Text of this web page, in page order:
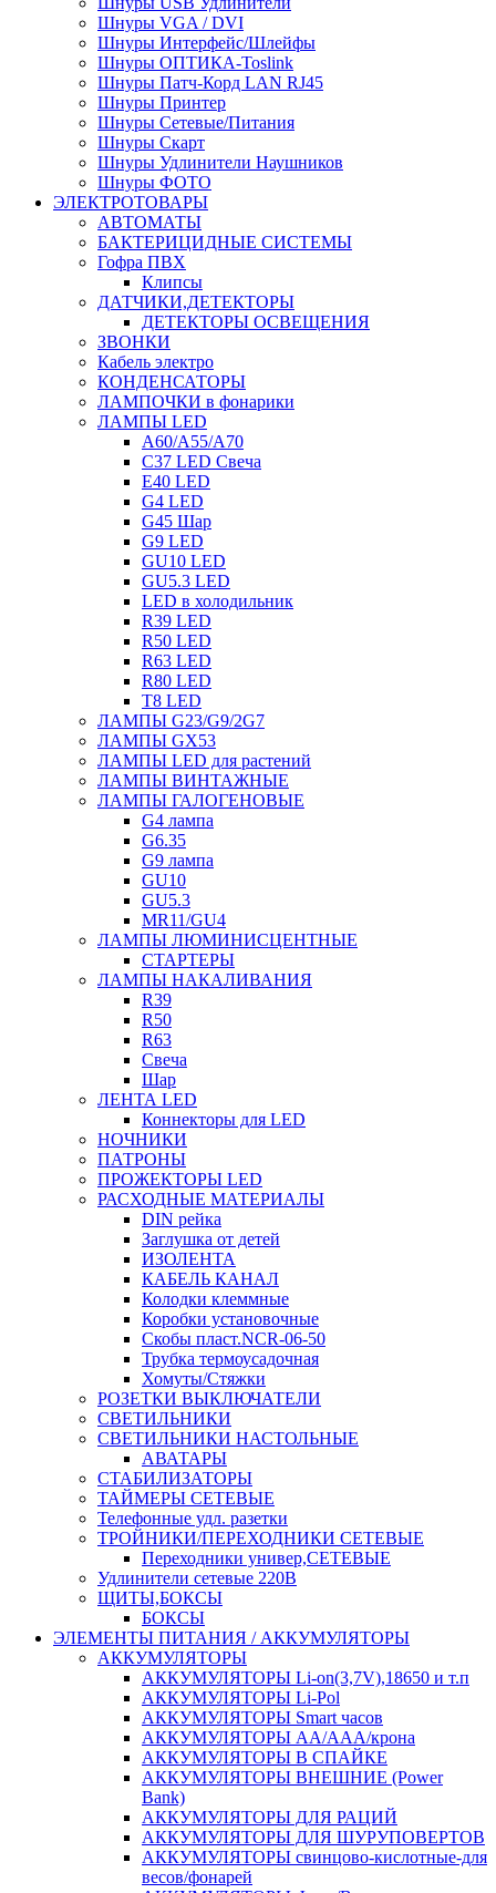
Шнуры VGA / DVI
Шнуры Интерфейс/Шлейфы
Шнуры ОПТИКА-Toslink
Шнуры Патч-Корд LAN RJ45
Шнуры Принтер
Шнуры Сетевые/Питания
Шнуры Скарт
Шнуры Удлинители Наушников
Шнуры ФОТО
ЭЛЕКТРОТОВАРЫ
АВТОМАТЫ
БАКТЕРИЦИДНЫЕ СИСТЕМЫ
Гофра ПВХ
Клипсы
ДАТЧИКИ,ДЕТЕКТОРЫ
ДЕТЕКТОРЫ ОСВЕЩЕНИЯ
ЗВОНКИ
Кабель электро
КОНДЕНСАТОРЫ
ЛАМПОЧКИ в фонарики
ЛАМПЫ LED
A60/A55/A70
C37 LED Свеча
E40 LED
G4 LED
G45 Шар
G9 LED
GU10 LED
GU5.3 LED
LED в холодильник
R39 LED
R50 LED
R63 LED
R80 LED
T8 LED
ЛАМПЫ G23/G9/2G7
ЛАМПЫ GX53
ЛАМПЫ LED для растений
ЛАМПЫ ВИНТАЖНЫЕ
ЛАМПЫ ГАЛОГЕНОВЫЕ
G4 лампа
G6.35
G9 лампа
GU10
GU5.3
MR11/GU4
ЛАМПЫ ЛЮМИНИСЦЕНТНЫЕ
СТАРТЕРЫ
ЛАМПЫ НАКАЛИВАНИЯ
R39
R50
R63
Свеча
Шар
ЛЕНТА LED
Коннекторы для LED
НОЧНИКИ
ПАТРОНЫ
ПРОЖЕКТОРЫ LED
РАСХОДНЫЕ МАТЕРИАЛЫ
DIN рейка
Заглушка от детей
ИЗОЛЕНТА
КАБЕЛЬ КАНАЛ
Колодки клеммные
Коробки установочные
Скобы пласт.NCR-06-50
Трубка термоусадочная
Хомуты/Стяжки
РОЗЕТКИ ВЫКЛЮЧАТЕЛИ
СВЕТИЛЬНИКИ
СВЕТИЛЬНИКИ НАСТОЛЬНЫЕ
АВАТАРЫ
СТАБИЛИЗАТОРЫ
ТАЙМЕРЫ СЕТЕВЫЕ
Телефонные удл. разетки
ТРОЙНИКИ/ПЕРЕХОДНИКИ СЕТЕВЫЕ
Переходники универ,СЕТЕВЫЕ
Удлинители сетевые 220В
ЩИТЫ,БОКСЫ
БОКСЫ
ЭЛЕМЕНТЫ ПИТАНИЯ / АККУМУЛЯТОРЫ
АККУМУЛЯТОРЫ
АККУМУЛЯТОРЫ Li-on(3,7V),18650 и т.п
АККУМУЛЯТОРЫ Li-Pol
АККУМУЛЯТОРЫ Smart часов
АККУМУЛЯТОРЫ АА/ААА/крона
АККУМУЛЯТОРЫ В СПАЙКЕ
АККУМУЛЯТОРЫ ВНЕШНИЕ (Power
Bank)
АККУМУЛЯТОРЫ ДЛЯ РАЦИЙ
АККУМУЛЯТОРЫ ДЛЯ ШУРУПОВЕРТОВ
АККУМУЛЯТОРЫ свинцово-кислотные-для
весов/фонарей